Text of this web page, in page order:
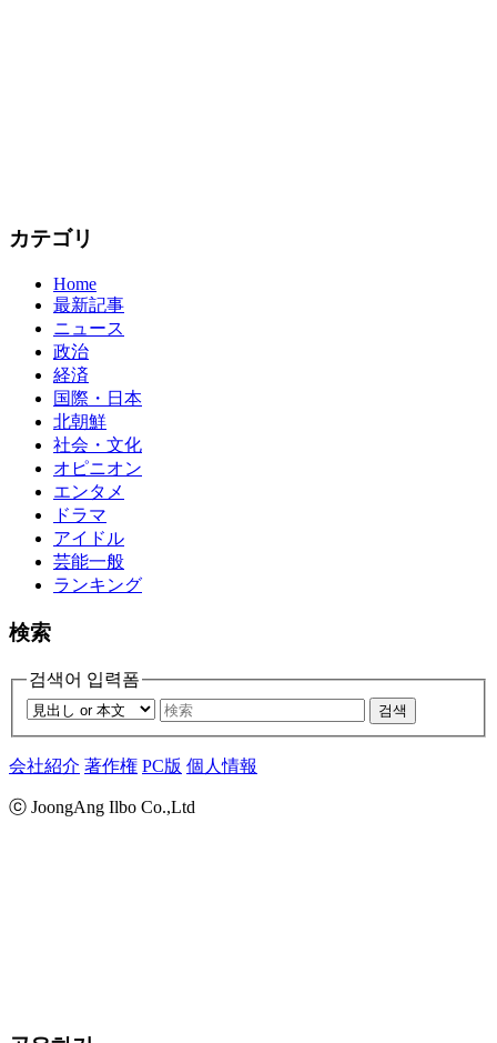
カテゴリ
Home
最新記事
ニュース
政治
経済
国際・日本
北朝鮮
社会・文化
オピニオン
エンタメ
ドラマ
アイドル
芸能一般
ランキング
検索
검색어 입력폼
검색
会社紹介 著作権 PC版 個人情報
ⓒ JoongAng Ilbo Co.,Ltd